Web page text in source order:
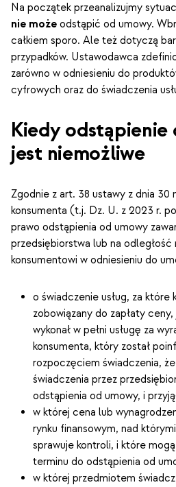
Na początek przeanalizujmy
nie może odstąpić od umowy.
całkiem sporo. Ale też dotyczą
przypadków. Ustawodawca
zarówno w odniesieniu do
cyfrowych oraz do świadczenia
Kiedy odstąpienie
jest niemożliwe
Zgodnie z art. 38 ustawy z dnia 30
konsumenta (t.j. Dz. U. z 2023 r.
prawo odstąpienia od umowy
przedsiębiorstwa lub na odległość
konsumentowi w odniesieniu do
o świadczenie usług, za które
zobowiązany do zapłaty
wykonał w pełni usługę za
konsumenta, który został
rozpoczęciem świadczenia,
świadczenia przez
odstąpienia od umowy, i
w której cena lub
rynku finansowym, nad
sprawuje kontroli, i które
terminu do odstąpienia od
w której przedmiotem